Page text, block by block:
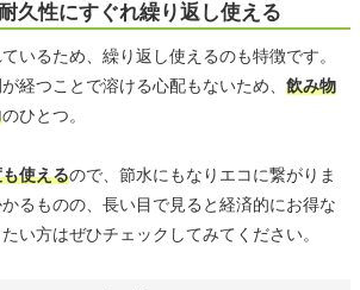
久性にすぐれ繰り返し使える
いるため、繰り返し使えるのも特徴です。
経つことで溶ける心配もないため、 飲み物
のひとつ。
使えるので、節水にもなりエコに繋がりま
るものの、長い目で見ると経済的にお得な
い方はぜひチェックしてみてください。